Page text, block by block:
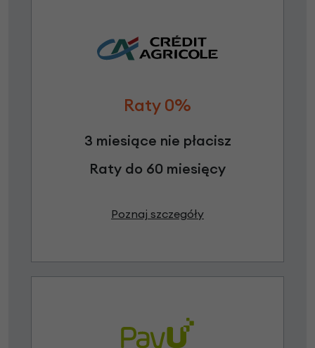
Raty 0%
3 miesiące nie płacisz
Raty do 60 miesięcy
Poznaj szczegóły